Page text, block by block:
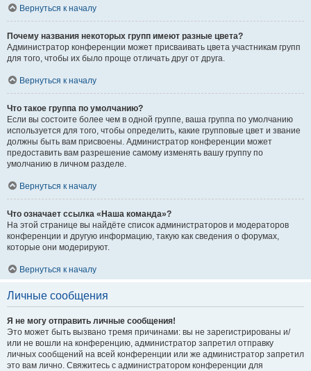
Вернуться к началу
Почему названия некоторых групп имеют разные цвета?
Администратор конференции может присваивать цвета участникам групп
для того, чтобы их было проще отличать друг от друга.
Вернуться к началу
Что такое группа по умолчанию?
Если вы состоите более чем в одной группе, ваша группа по умолчанию
используется для того, чтобы определить, какие групповые цвет и звание
должны быть вам присвоены. Администратор конференции может
предоставить вам разрешение самому изменять вашу группу по
умолчанию в личном разделе.
Вернуться к началу
Что означает ссылка «Наша команда»?
На этой странице вы найдёте список администраторов и модераторов
конференции и другую информацию, такую как сведения о форумах,
которые они модерируют.
Вернуться к началу
Личные сообщения
Я не могу отправить личные сообщения!
Это может быть вызвано тремя причинами: вы не зарегистрированы и/
или не вошли на конференцию, администратор запретил отправку
личных сообщений на всей конференции или же администратор запретил
это вам лично. Свяжитесь с администратором конференции для